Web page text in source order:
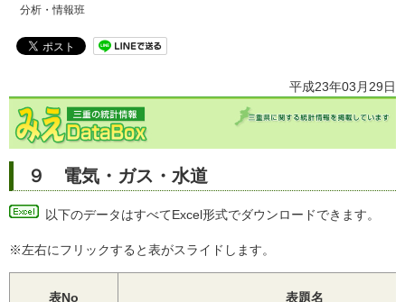
分析・情報班
平成23年03月29日
９ 電気・ガス・水道
以下のデータはすべてExcel形式でダウンロードできます。
※左右にフリックすると表がスライドします。
表No 表題名